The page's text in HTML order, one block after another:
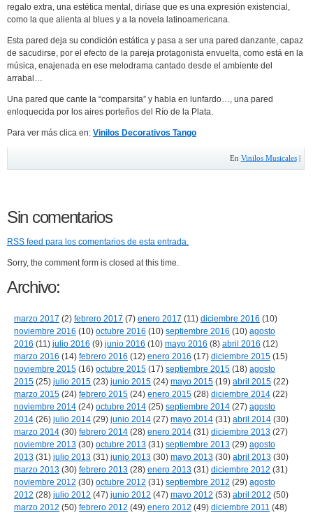
regalo extra, una estética mental, diríase que es una expresión existencial,
como la que alienta al blues y a la novela latinoamericana.
Esta pared deja su condición estática y pasa a ser una pared danzante, capaz
de sacudirse, por el efecto de la pareja protagonista envuelta, como está en la
música, enajenada en ese melodrama cantado desde el ambiente del
arrabal…
Una pared que cante la “comparsita” y habla en lunfardo…, una pared
enloquecida por los aires porteños del Río de la Plata.
Para ver más clica en: Vinilos Decorativos Tango
En Vinilos Musicales|
Sin comentarios
RSS feed para los comentarios de esta entrada.
Sorry, the comment form is closed at this time.
Archivo:
marzo 2017 (2) febrero 2017 (7) enero 2017 (11) diciembre 2016 (10)
noviembre 2016 (10) octubre 2016 (10) septiembre 2016 (10) agosto
2016 (11) julio 2016 (9) junio 2016 (10) mayo 2016 (8) abril 2016 (12)
marzo 2016 (14) febrero 2016 (12) enero 2016 (17) diciembre 2015 (15)
noviembre 2015 (16) octubre 2015 (17) septiembre 2015 (18) agosto
2015 (25) julio 2015 (23) junio 2015 (24) mayo 2015 (19) abril 2015 (22)
marzo 2015 (24) febrero 2015 (24) enero 2015 (28) diciembre 2014 (22)
noviembre 2014 (24) octubre 2014 (25) septiembre 2014 (27) agosto
2014 (26) julio 2014 (29) junio 2014 (27) mayo 2014 (31) abril 2014 (30)
marzo 2014 (30) febrero 2014 (28) enero 2014 (31) diciembre 2013 (27)
noviembre 2013 (30) octubre 2013 (31) septiembre 2013 (29) agosto
2013 (31) julio 2013 (31) junio 2013 (30) mayo 2013 (30) abril 2013 (30)
marzo 2013 (30) febrero 2013 (28) enero 2013 (31) diciembre 2012 (31)
noviembre 2012 (30) octubre 2012 (31) septiembre 2012 (29) agosto
2012 (28) julio 2012 (47) junio 2012 (47) mayo 2012 (53) abril 2012 (50)
marzo 2012 (50) febrero 2012 (49) enero 2012 (49) diciembre 2011 (48)